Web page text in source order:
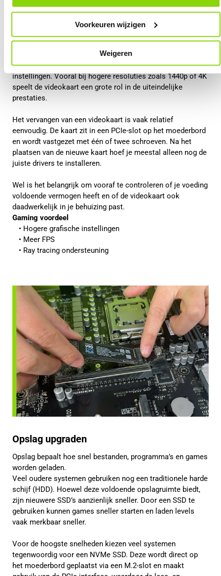
Voorkeuren wijzigen
Weigeren
De videokaart is voor gamers meestal het belangrijkste
onderdeel. Deze verwerkt alle grafische berekeningen in een
Wanneer je een krachtigere videokaart installeert, kan dit
zorgen voor hogere framerates en betere grafische
instellingen. Vooral bij hogere resoluties zoals 1440p of 4K
speelt de videokaart een grote rol in de uiteindelijke
prestaties.
Het vervangen van een videokaart is vaak relatief
eenvoudig. De kaart zit in een PCIe-slot op het moederbord
en wordt vastgezet met één of twee schroeven. Na het
plaatsen van de nieuwe kaart hoef je meestal alleen nog de
juiste drivers te installeren.
Wel is het belangrijk om vooraf te controleren of je voeding
voldoende vermogen heeft en of de videokaart ook
daadwerkelijk in je behuizing past.
Gaming voordeel
Hogere grafische instellingen
Meer FPS
Ray tracing ondersteuning
Opslag upgraden
Opslag bepaalt hoe snel bestanden, programma’s en games
worden geladen.
Veel oudere systemen gebruiken nog een traditionele harde
schijf (HDD). Hoewel deze voldoende opslagruimte biedt,
zijn nieuwere SSD’s aanzienlijk sneller. Door een SSD te
gebruiken kunnen games sneller starten en laden levels
vaak merkbaar sneller.
Voor de hoogste snelheden kiezen veel systemen
tegenwoordig voor een NVMe SSD. Deze wordt direct op
het moederbord geplaatst via een M.2-slot en maakt